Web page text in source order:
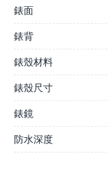
錶面
錶背
錶殼材料
錶殼尺寸
錶鏡
防水深度